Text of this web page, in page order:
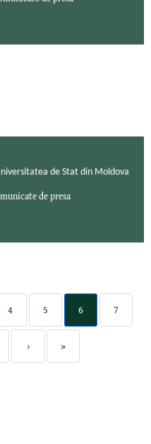
de Stat din Moldova
de presa
4 5 6 7
› »